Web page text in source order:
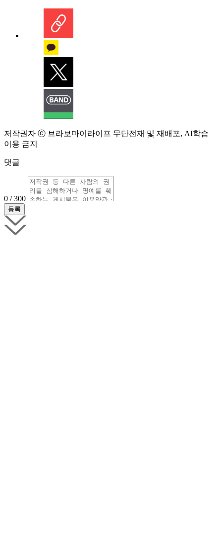
저작권자 ⓒ 브라보마이라이프 무단전재 및 재배포, AI학습
이용 금지
댓글
0 / 300